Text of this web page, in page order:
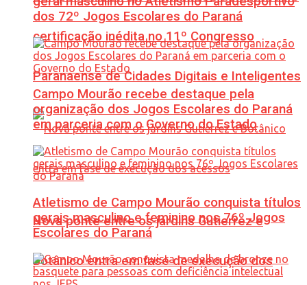
certificação inédita no 11º Congresso
Paranaense de Cidades Digitais e Inteligentes
Nova ponte entre os jardins Gutierrez e
Botânico entra em fase de execução dos
dos 72º Jogos Escolares do Paraná
Campo Mourão recebe destaque pela
organização dos Jogos Escolares do Paraná
em parceria com o Governo do Estado
Atletismo de Campo Mourão conquista títulos
gerais masculino e feminino nos 76º Jogos
Escolares do Paraná